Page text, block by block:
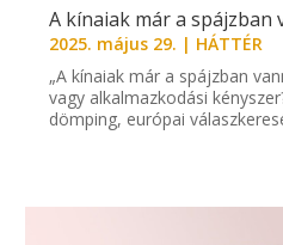
A kínaiak már a spájzban
2025. május 29. | HÁTTÉR
„A kínaiak már a spájzban
vagy alkalmazkodási
dömping, európai